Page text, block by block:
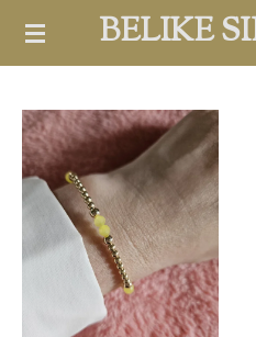
Ga
de
hoofdinhoud
BELIKE